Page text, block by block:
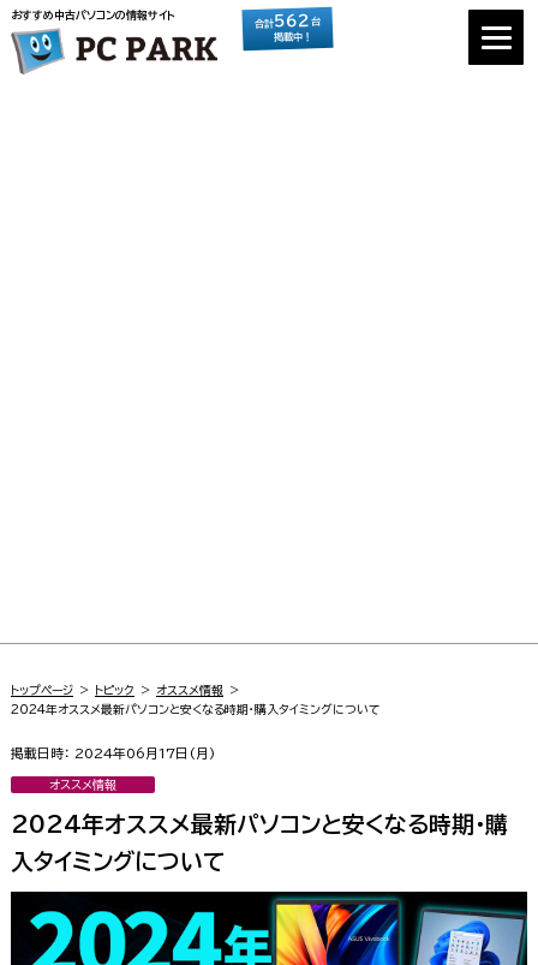
おすすめ中古パソコンの情報サイト
合計562 台
掲載中！
トップページ トピック
オススメ情報
2024年オススメ最新パソコンと安くなる時期・購入タイミングについて
掲載日時： 2024年06月17日(月)
オススメ情報
2024年オススメ最新パソコンと安くなる時期・購
入タイミングについて